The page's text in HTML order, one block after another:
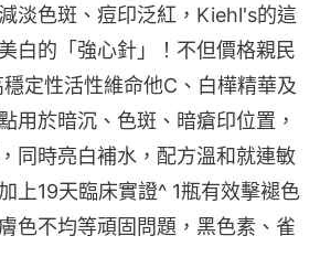
淡色斑、痘印泛紅，Kiehl's的這
白的「強心針」！不但價格親民
定性活性維命他C、白樺精華及
用於暗沉、色斑、暗瘡印位置，
同時亮白補水，配方溫和就連敏
上19天臨床實證^ 1瓶有效擊褪色
色不均等頑固問題，黑色素、雀